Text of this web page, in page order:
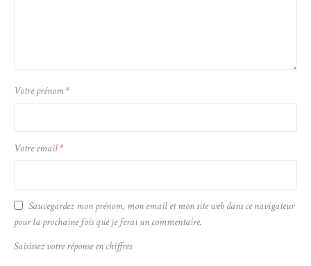
Votre prénom*
Votre email*
Sauvegardez mon prénom, mon email et mon site web dans ce navigateur
pour la prochaine fois que je ferai un commentaire.
Saisissez votre réponse en chiffres